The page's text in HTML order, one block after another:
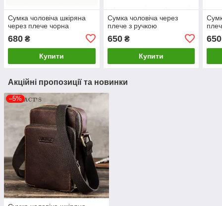
Сумка чоловіча шкіряна
через плече чорна
680 ₴
Купити
Сумка чоловіча через
плече з ручкою
650₴
Купити
650
Акційні пропозиції та новинки
–5%